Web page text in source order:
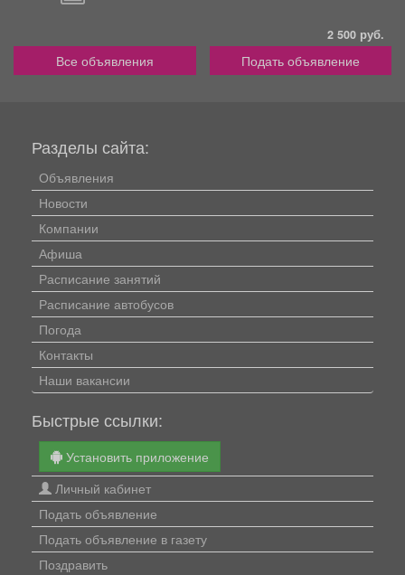
2 500 руб.
Все объявления Подать объявление
Разделы сайта:
Объявления
Новости
Компании
Афиша
Расписание занятий
Расписание автобусов
Погода
Контакты
Наши вакансии
Быстрые ссылки:
Установить приложение
Личный кабинет
Подать объявление
Подать объявление в газету
Поздравить